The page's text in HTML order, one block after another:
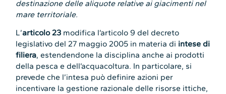
destinazione delle aliquote relative ai giacimenti nel
mare territoriale.
L’articolo 23 modifica l’articolo 9 del decreto
legislativo del 27 maggio 2005 in materia di intese di
filiera, estendendone la disciplina anche ai prodotti
della pesca e dell’acquacoltura. In particolare, si
prevede che l’intesa può definire azioni per
incentivare la gestione razionale delle risorse ittiche,